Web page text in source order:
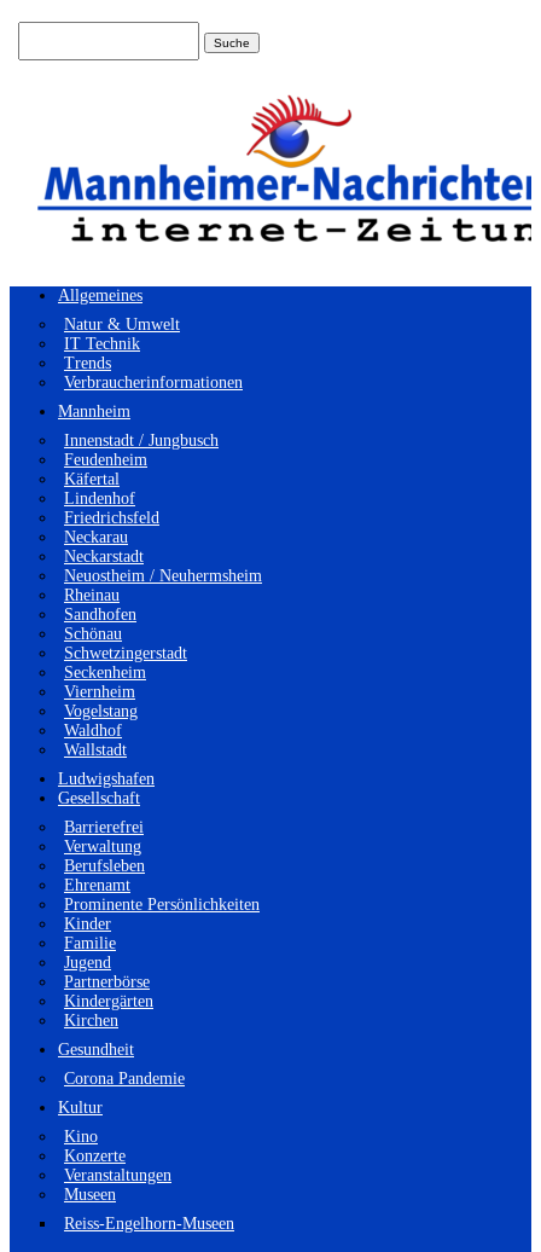
Allgemeines
Natur & Umwelt
IT Technik
Trends
Verbraucherinformationen
Mannheim
Innenstadt / Jungbusch
Feudenheim
Käfertal
Lindenhof
Friedrichsfeld
Neckarau
Neckarstadt
Neuostheim / Neuhermsheim
Rheinau
Sandhofen
Schönau
Schwetzingerstadt
Seckenheim
Viernheim
Vogelstang
Waldhof
Wallstadt
Ludwigshafen
Gesellschaft
Barrierefrei
Verwaltung
Berufsleben
Ehrenamt
Prominente Persönlichkeiten
Kinder
Familie
Jugend
Partnerbörse
Kindergärten
Kirchen
Gesundheit
Corona Pandemie
Kultur
Kino
Konzerte
Veranstaltungen
Museen
Reiss-Engelhorn-Museen